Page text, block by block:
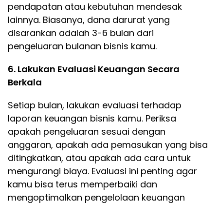
pendapatan atau kebutuhan mendesak
lainnya. Biasanya, dana darurat yang
disarankan adalah 3-6 bulan dari
pengeluaran bulanan bisnis kamu.
6. Lakukan Evaluasi Keuangan Secara
Berkala
Setiap bulan, lakukan evaluasi terhadap
laporan keuangan bisnis kamu. Periksa
apakah pengeluaran sesuai dengan
anggaran, apakah ada pemasukan yang bisa
ditingkatkan, atau apakah ada cara untuk
mengurangi biaya. Evaluasi ini penting agar
kamu bisa terus memperbaiki dan
mengoptimalkan pengelolaan keuangan